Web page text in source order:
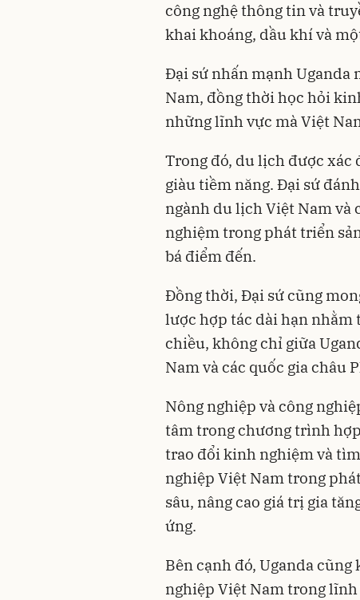
công nghệ thông tin và
khai khoáng, dầu khí và
Đại sứ nhấn mạnh Uganda
Nam, đồng thời học hỏi
những lĩnh vực mà Việt
Trong đó, du lịch được
giàu tiềm năng. Đại sứ
ngành du lịch Việt Nam và
nghiệm trong phát triển
bá điểm đến.
Đồng thời, Đại sứ cũng
lược hợp tác dài hạn
chiều, không chỉ giữa
Nam và các quốc gia châu
Nông nghiệp và công
tâm trong chương trình
trao đổi kinh nghiệm và
nghiệp Việt Nam trong
sâu, nâng cao giá trị gia
ứng.
Bên cạnh đó, Uganda
nghiệp Việt Nam trong